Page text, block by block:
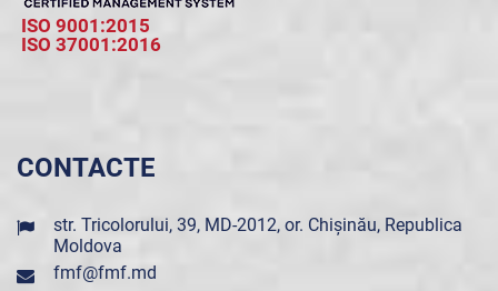
ISO 9001:2015
ISO 37001:2016
CONTACTE
str. Tricolorului, 39, MD-2012, or. Chișinău, Republica
Moldova
fmf@fmf.md